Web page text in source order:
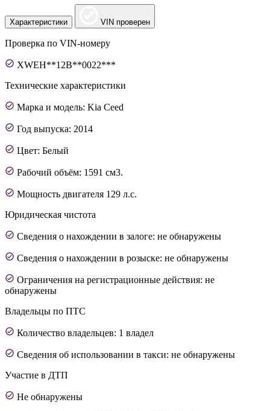
Характеристики VIN проверен
Проверка по VIN-номеру
XWEH**12B**0022***
Технические характеристики
Марка и модель: Kia Ceed
Год выпуска: 2014
Цвет: Белый
Рабочий объём: 1591 см3.
Мощность двигателя 129 л.с.
Юридическая чистота
Сведения о нахождении в залоге: не обнаружены
Сведения о нахождении в розыске: не обнаружены
Ограничения на регистрационные действия: не
обнаружены
Владельцы по ПТС
Количество владельцев: 1 владел
Сведения об использовании в такси: не обнаружены
Участие в ДТП
Не обнаружены